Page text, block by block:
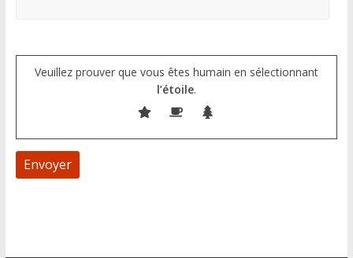
Veuillez prouver que vous êtes humain en sélectionnant
l’étoile.